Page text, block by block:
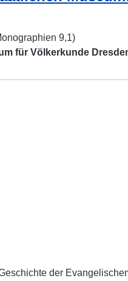
9,1)
für Völkerkunde
der